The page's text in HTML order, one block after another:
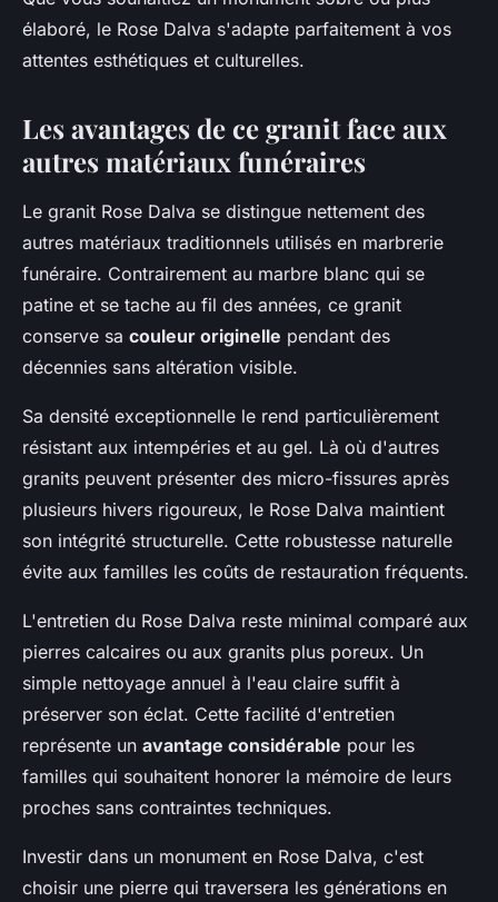
élaboré, le Rose Dalva s'adapte parfaitement à vos
attentes esthétiques et culturelles.
Les avantages de ce granit face aux
autres matériaux funéraires
Le granit Rose Dalva se distingue nettement des
autres matériaux traditionnels utilisés en marbrerie
funéraire. Contrairement au marbre blanc qui se
patine et se tache au fil des années, ce granit
conserve sa couleur originelle pendant des
décennies sans altération visible.
Sa densité exceptionnelle le rend particulièrement
résistant aux intempéries et au gel. Là où d'autres
granits peuvent présenter des micro-fissures après
plusieurs hivers rigoureux, le Rose Dalva maintient
son intégrité structurelle. Cette robustesse naturelle
évite aux familles les coûts de restauration fréquents.
L'entretien du Rose Dalva reste minimal comparé aux
pierres calcaires ou aux granits plus poreux. Un
simple nettoyage annuel à l'eau claire suffit à
préserver son éclat. Cette facilité d'entretien
représente un avantage considérable pour les
familles qui souhaitent honorer la mémoire de leurs
proches sans contraintes techniques.
Investir dans un monument en Rose Dalva, c'est
choisir une pierre qui traversera les générations en